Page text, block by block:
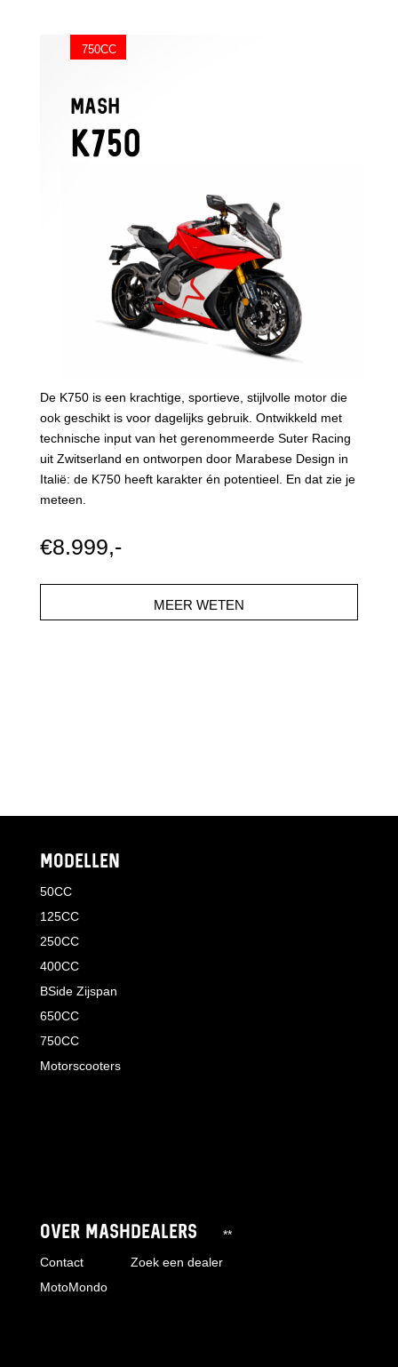
750CC
MASH
K750
De K750 is een krachtige, sportieve, stijlvolle motor die
ook geschikt is voor dagelijks gebruik. Ontwikkeld met
technische input van het gerenommeerde Suter Racing
uit Zwitserland en ontworpen door Marabese Design in
Italië: de K750 heeft karakter én potentieel. En dat zie je
meteen.
€8.999,-
MEER WETEN
MODELLEN
50CC
125CC
250CC
400CC
BSide Zijspan
650CC
750CC
Motorscooters
OVER MASH
Contact
MotoMondo
DEALERS
Zoek een dealer
**